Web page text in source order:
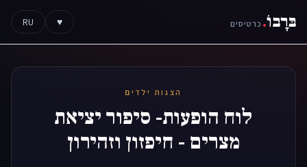
בּרָבוֹ. כרטיסים ♥
RU
הצגות ילדים
לוח הופעות- סיפור יציאת
מצרים - חיפזון וזהירון